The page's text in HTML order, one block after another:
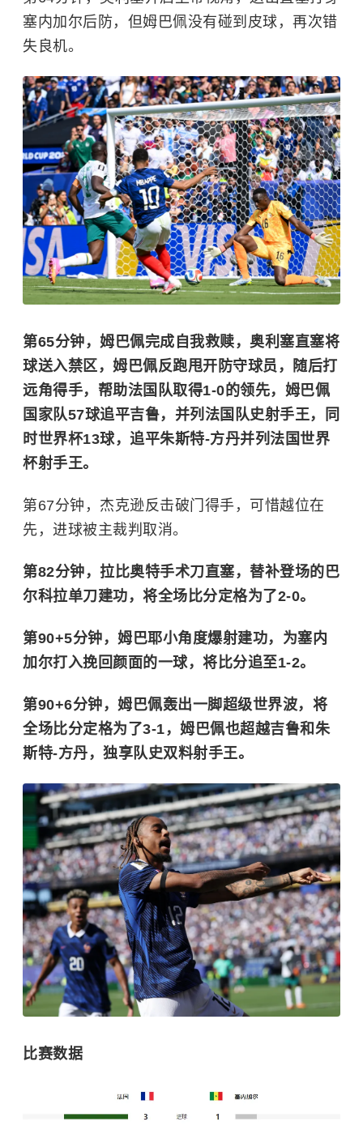
第64分钟，奥利塞开启上帝视角，送出直塞打穿
塞内加尔后防，但姆巴佩没有碰到皮球，再次错
失良机。
第65分钟，姆巴佩完成自我救赎，奥利塞直塞将
球送入禁区，姆巴佩反跑甩开防守球员，随后打
远角得手，帮助法国队取得1-0的领先，姆巴佩
国家队57球追平吉鲁，并列法国队史射手王，同
时世界杯13球，追平朱斯特-方丹并列法国世界
杯射手王。
第67分钟，杰克逊反击破门得手，可惜越位在
先，进球被主裁判取消。
第82分钟，拉比奥特手术刀直塞，替补登场的巴
尔科拉单刀建功，将全场比分定格为了2-0。
第90+5分钟，姆巴耶小角度爆射建功，为塞内
加尔打入挽回颜面的一球，将比分追至1-2。
第90+6分钟，姆巴佩轰出一脚超级世界波，将
全场比分定格为了3-1，姆巴佩也超越吉鲁和朱
斯特-方丹，独享队史双料射手王。